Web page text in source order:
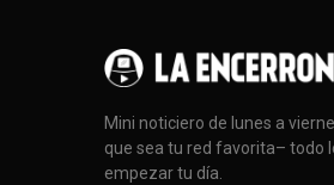
Mini noticiero de lunes a
que sea tu red favorita– todo
empezar tu día.